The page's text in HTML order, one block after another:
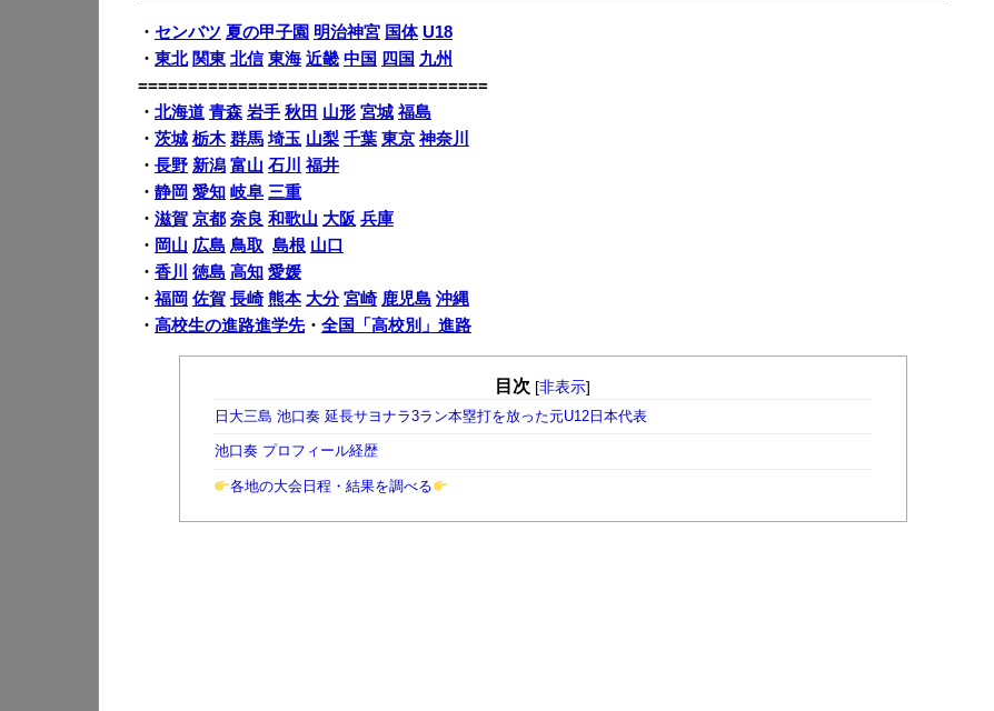
・ センバツ 夏の甲子園 明治神宮 国体 U18
・ 東北 関東 北信 東海 近畿 中国 四国 九州
===================================
・ 北海道 青森 岩手 秋田 山形 宮城 福島
・ 茨城 栃木 群馬 埼玉 山梨 千葉 東京 神奈川
・ 長野 新潟 富山 石川
福井
・ 静岡 愛知 岐阜 三重
・ 滋賀 京都 奈良 和歌山 大阪 兵庫
・ 岡山 広島 鳥取 島根 山口
・ 香川 徳島 高知 愛媛
・ 福岡 佐賀 長崎 熊本 大分 宮崎 鹿児島 沖縄
・ 高校生の進路進学先・ 全国「高校別」進路
目次 [非表示]
日大三島 池口奏 延長サヨナラ3ラン本塁打を放った元U12日本代表
池口奏 プロフィール経歴
各地の大会日程・結果を調べる